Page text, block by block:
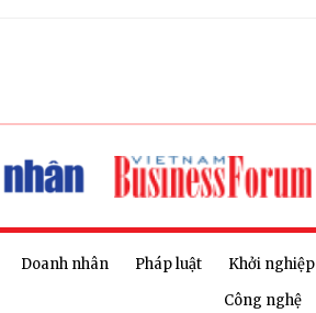
Doanh nhân Pháp luật Khởi nghiệp
Công nghệ